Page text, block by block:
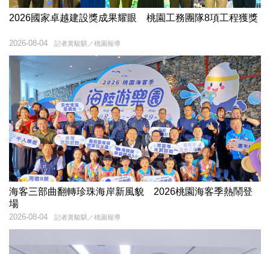
2026國家卓越建設獎成果耀眼 桃園工務團隊8項工程獲獎
記者黃駿騏／桃園報導
2026-08-04
海客三部曲翻轉珍珠海岸新風貌 2026桃園海客季熱鬧登
場
記者黃駿騏／桃園報導
2026-08-04